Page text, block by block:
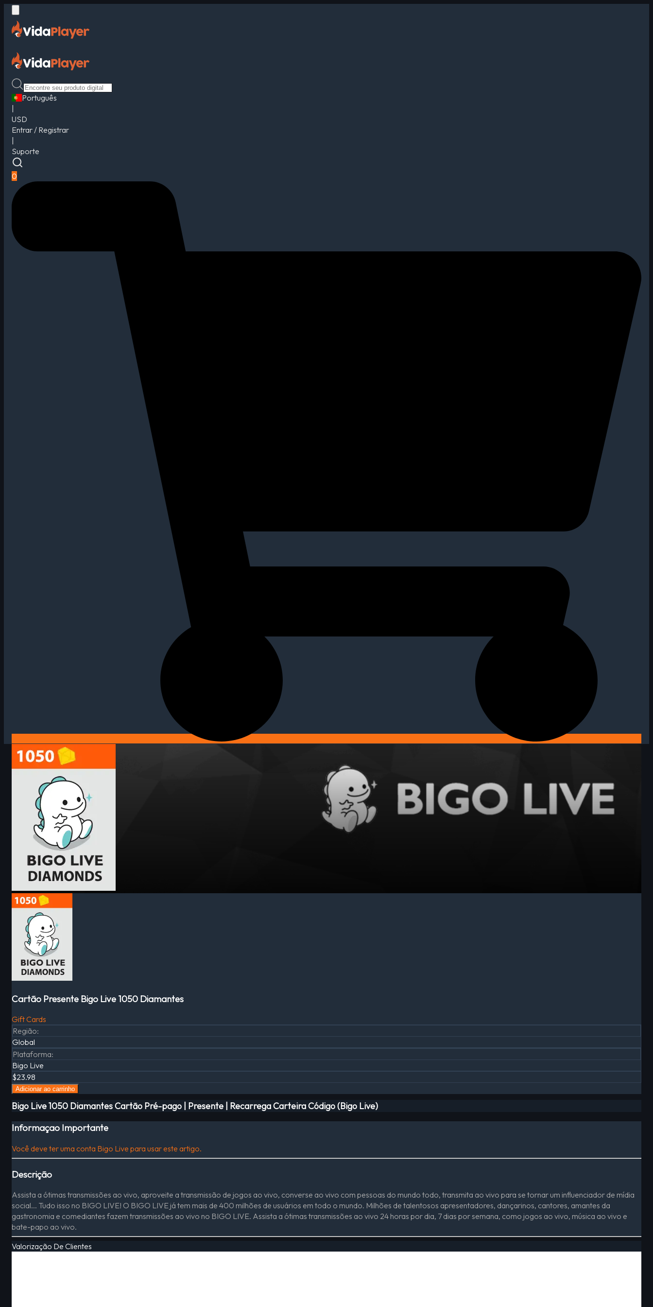
Português
USD
Entrar / Registrar
Suporte
0
Cartão Presente Bigo Live 1050 Diamantes
Gift Cards
Região:
Global
Plataforma:
Bigo Live
$23.98
Adicionar ao carrinho
Bigo Live 1050 Diamantes Cartão Pré-pago | Presente | Recarrega Carteira Código (Bigo Live)
Informaçao Importante
Você deve ter uma conta Bigo Live para usar este artigo.
Descrição
Assista a ótimas transmissões ao vivo, aproveite a transmissão de jogos ao vivo, converse ao vivo com pessoas do mundo todo, transmita ao vivo para se tornar um influenciador de mídia
social... Tudo isso no BIGO LIVE! O BIGO LIVE já tem mais de 400 milhões de usuários em todo o mundo. Milhões de talentosos apresentadores, dançarinos, cantores, amantes da
gastronomia e comediantes fazem transmissões ao vivo no BIGO LIVE. Assista a ótimas transmissões ao vivo 24 horas por dia, 7 dias por semana, como jogos ao vivo, música ao vivo e
bate-papo ao vivo.
Valorização De Clientes